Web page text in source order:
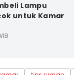
Lampu
untuk Kamar